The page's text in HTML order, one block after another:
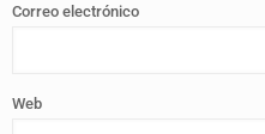
Correo electrónico
Web